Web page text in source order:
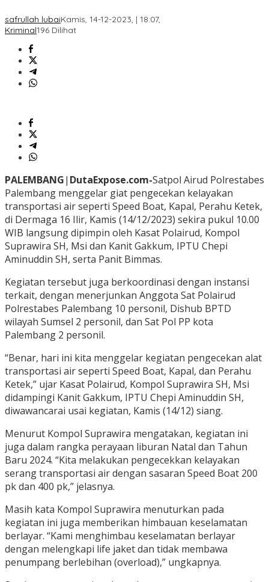
safrullah lubaiKamis, 14-12-2023, | 18:07,
Kriminal196 Dilihat
PALEMBANG| DutaExpose.com-Satpol Airud Polrestabes
Palembang menggelar giat pengecekan kelayakan
transportasi air seperti Speed Boat, Kapal, Perahu Ketek,
di Dermaga 16 Ilir, Kamis (14/12/2023) sekira pukul 10.00
WIB langsung dipimpin oleh Kasat Polairud, Kompol
Suprawira SH, Msi dan Kanit Gakkum, IPTU Chepi
Aminuddin SH, serta Panit Bimmas.
Kegiatan tersebut juga berkoordinasi dengan instansi
terkait, dengan menerjunkan Anggota Sat Polairud
Polrestabes Palembang 10 personil, Dishub BPTD
wilayah Sumsel 2 personil, dan Sat Pol PP kota
Palembang 2 personil.
“Benar, hari ini kita menggelar kegiatan pengecekan alat
transportasi air seperti Speed Boat, Kapal, dan Perahu
Ketek,” ujar Kasat Polairud, Kompol Suprawira SH, Msi
didampingi Kanit Gakkum, IPTU Chepi Aminuddin SH,
diwawancarai usai kegiatan, Kamis (14/12) siang.
Menurut Kompol Suprawira mengatakan, kegiatan ini
juga dalam rangka perayaan liburan Natal dan Tahun
Baru 2024. “Kita melakukan pengecekkan kelayakan
serang transportasi air dengan sasaran Speed Boat 200
pk dan 400 pk,” jelasnya.
Masih kata Kompol Suprawira menuturkan pada
kegiatan ini juga memberikan himbauan keselamatan
berlayar. “Kami menghimbau keselamatan berlayar
dengan melengkapi life jaket dan tidak membawa
penumpang berlebihan (overload),” ungkapnya.